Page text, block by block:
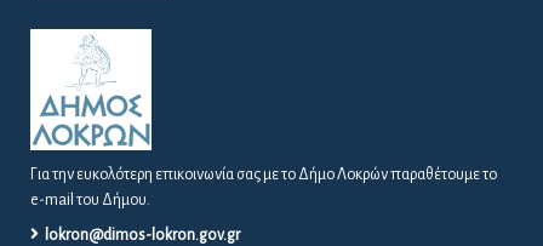
Για την ευκολότερη επικοινωνία σας με το Δήμο Λοκρών παραθέτουμε το
e-mail του Δήμου.
lokron@dimos-lokron.gov.gr